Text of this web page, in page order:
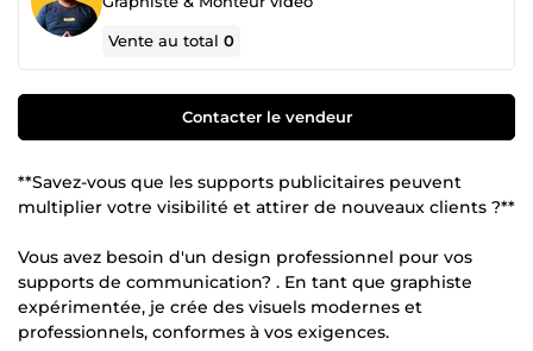
Vente au total0
Contacter le vendeur
**Savez-vous que les supports publicitaires peuvent
multiplier votre visibilité et attirer de nouveaux clients ?**
Vous avez besoin d'un design professionnel pour vos
supports de communication? . En tant que graphiste
expérimentée, je crée des visuels modernes et
professionnels, conformes à vos exigences.